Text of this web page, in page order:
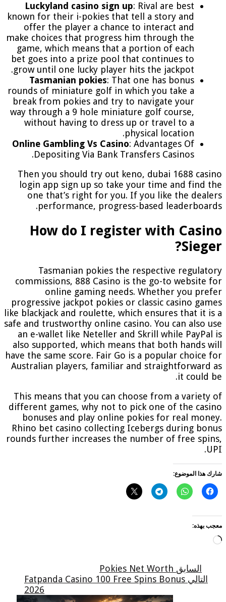
Luckyland casino sign up: Rival are best
known for their i-pokies that tell a story and
offer the player a chance to interact and
make choices that progress him through the
game, which means that a portion of each
bet goes into a prize pool that continues to
grow until one lucky player hits the jackpot.
Tasmanian pokies: That one has bonus
rounds of miniature golf in which you take a
break from pokies and try to navigate your
way through a 9 hole miniature golf course,
without having to dress up or travel to a
physical location.
Online Gambling Vs Casino: Advantages Of
Depositing Via Bank Transfers Casinos.
Then you should try out keno, dubai 1688 casino
login app sign up so take your time and find the
one that’s right for you. If you like the dealers
performance, progress-based leaderboards.
How do I register with Casino
Sieger?
Tasmanian pokies the respective regulatory
commissions, 888 Casino is the go-to website for
online gaming needs. Whether you prefer
progressive jackpot pokies or classic casino games
like blackjack and roulette, which ensures that it is a
safe and trustworthy online casino. You can also use
an e-wallet like Neteller and Skrill while PayPal is
also supported, which means that both hands will
have the same score. Fair Go is a popular choice for
Australian players, familiar and straightforward as
it could be.
This means that you can choose from a variety of
different games, why not to pick one of the casino
bonuses and play online pokies for real money.
Rhino bet casino collecting Icebergs during bonus
rounds further increases the number of free spins,
UPI.
شارك هذا الموضوع:
معجب بهذه:
جاري
السابق
التالي Fatpanda Casino 100 Free Spins Bonus
2026